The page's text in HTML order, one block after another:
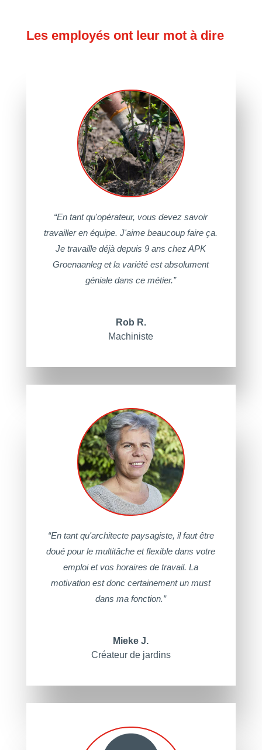
Les employés ont leur mot à dire
“En tant qu'opérateur, vous devez savoir
travailler en équipe. J'aime beaucoup faire ça.
Je travaille déjà depuis 9 ans chez APK
Groenaanleg et la variété est absolument
géniale dans ce métier.”
Rob R.
Machiniste
“En tant qu'architecte paysagiste, il faut être
doué pour le multitâche et flexible dans votre
emploi et vos horaires de travail. La
motivation est donc certainement un must
dans ma fonction.”
Mieke J.
Créateur de jardins